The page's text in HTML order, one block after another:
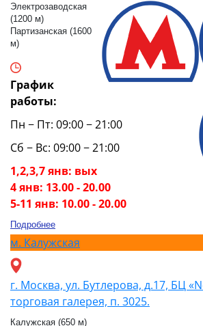
Электрозаводская
(1200 м)
Партизанская (1600
м)
График
работы:
Пн − Пт: 09:00 − 21:00
Сб − Вс: 09:00 − 21:00
1,2,3,7 янв: вых
4 янв: 13.00 - 20.00
5-11 янв: 10.00 - 20.00
Подробнее
м. Калужская
г. Москва, ул. Бутлерова, д.17, БЦ
торговая галерея, п. 3025.
Калужская (650 м)